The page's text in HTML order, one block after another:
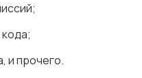
и прочего.